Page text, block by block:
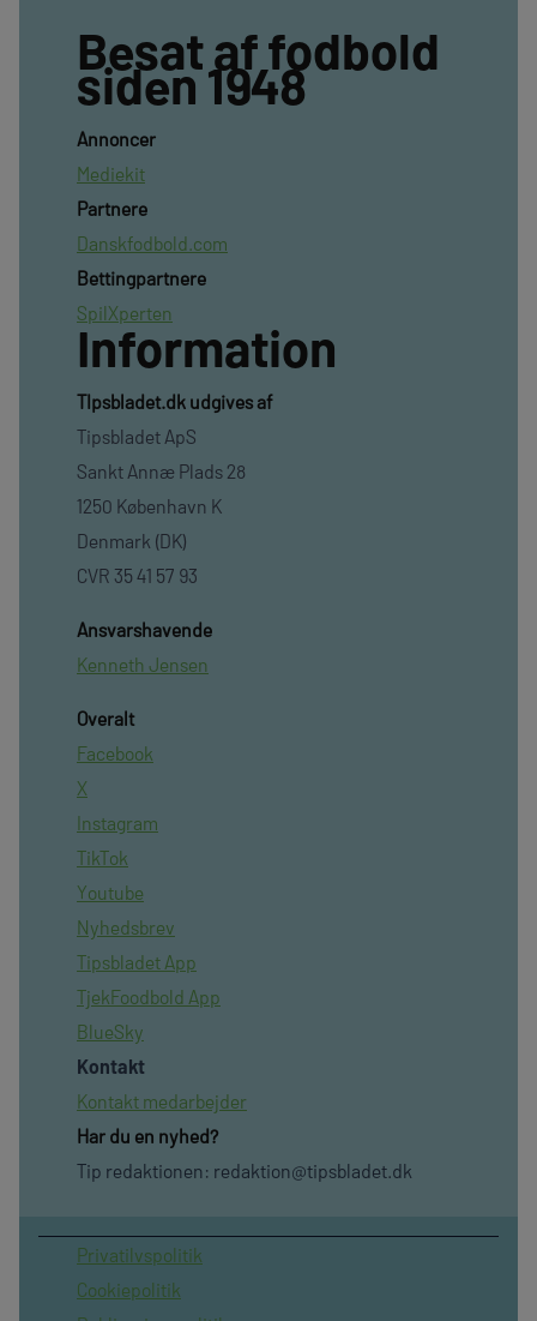
Besat af fodbold
siden 1948
Annoncer
Mediekit
Partnere
Danskfodbold.com
Bettingpartnere
SpilXperten
Information
TIpsbladet.dk udgives af
Tipsbladet ApS
Sankt Annæ Plads 28
1250 København K
Denmark (DK)
CVR 35 41 57 93
Ansvarshavende
Kenneth Jensen
Overalt
Facebook
X
Instagram
TikTok
Youtube
Nyhedsbrev
Tipsbladet App
TjekFoodbold App
BlueSky
Kontakt
Kontakt medarbejder
Har du en nyhed?
Tip redaktionen: redaktion@tipsbladet.dk
Privatilvspolitik
Cookiepolitik